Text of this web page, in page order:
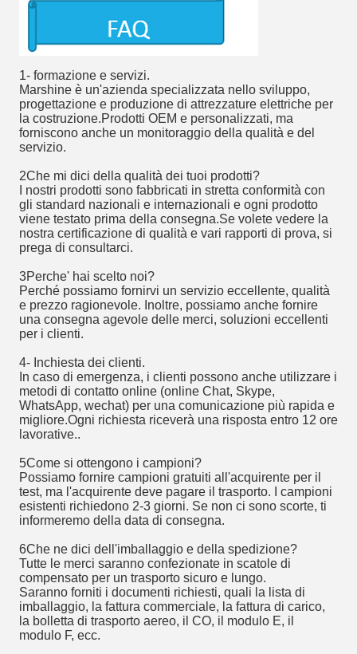
1- formazione e servizi.
Marshine è un'azienda specializzata nello sviluppo,
progettazione e produzione di attrezzature elettriche per
la costruzione.Prodotti OEM e personalizzati, ma
forniscono anche un monitoraggio della qualità e del
servizio.
2Che mi dici della qualità dei tuoi prodotti?
I nostri prodotti sono fabbricati in stretta conformità con
gli standard nazionali e internazionali e ogni prodotto
viene testato prima della consegna.Se volete vedere la
nostra certificazione di qualità e vari rapporti di prova, si
prega di consultarci.
3Perche' hai scelto noi?
Perché possiamo fornirvi un servizio eccellente, qualità
e prezzo ragionevole. Inoltre, possiamo anche fornire
una consegna agevole delle merci, soluzioni eccellenti
per i clienti.
4- Inchiesta dei clienti.
In caso di emergenza, i clienti possono anche utilizzare i
metodi di contatto online (online Chat, Skype,
WhatsApp, wechat) per una comunicazione più rapida e
migliore.Ogni richiesta riceverà una risposta entro 12 ore
lavorative..
5Come si ottengono i campioni?
Possiamo fornire campioni gratuiti all'acquirente per il
test, ma l'acquirente deve pagare il trasporto. I campioni
esistenti richiedono 2-3 giorni. Se non ci sono scorte, ti
informeremo della data di consegna.
6Che ne dici dell'imballaggio e della spedizione?
Tutte le merci saranno confezionate in scatole di
compensato per un trasporto sicuro e lungo.
Saranno forniti i documenti richiesti, quali la lista di
imballaggio, la fattura commerciale, la fattura di carico,
la bolletta di trasporto aereo, il CO, il modulo E, il
modulo F, ecc.